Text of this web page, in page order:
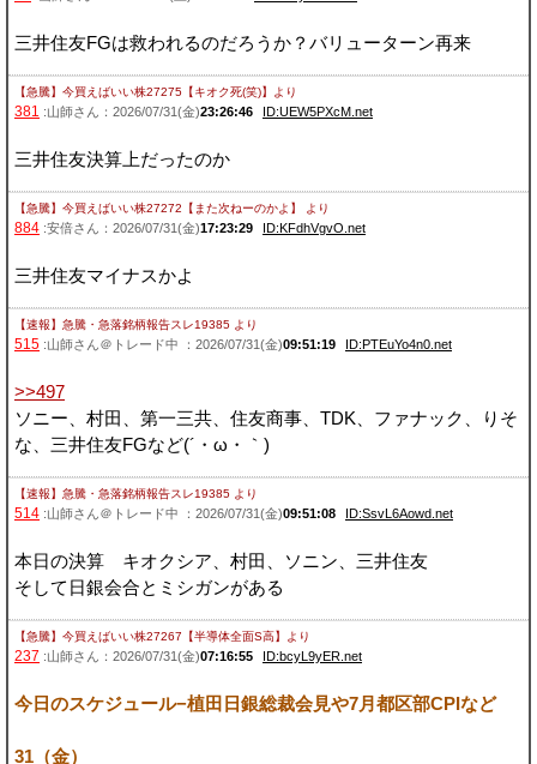
三井住友FGは救われるのだろうか？バリューターン再来
【急騰】今買えばいい株27275【キオク死(笑)】 より
381 :山師さん：2026/07/31(金)23:26:46 ID:UEW5PXcM.net
三井住友決算上だったのか
【急騰】今買えばいい株27272【また次ねーのかよ】 より
884 :安倍さん：2026/07/31(金)17:23:29 ID:KFdhVgvO.net
三井住友マイナスかよ
【速報】急騰・急落銘柄報告スレ19385 より
515 :山師さん＠トレード中 ：2026/07/31(金)09:51:19 ID:PTEuYo4n0.net
>>497
ソニー、村田、第一三共、住友商事、TDK、ファナック、りそ
な、三井住友FGなど(´・ω・｀)
【速報】急騰・急落銘柄報告スレ19385 より
514 :山師さん＠トレード中 ：2026/07/31(金)09:51:08 ID:SsvL6Aowd.net
本日の決算 キオクシア、村田、ソニン、三井住友
そして日銀会合とミシガンがある
【急騰】今買えばいい株27267【半導体全面S高】 より
237 :山師さん：2026/07/31(金)07:16:55 ID:bcyL9yER.net
今日のスケジュール−植田日銀総裁会見や7月都区部CPIなど
31（金）